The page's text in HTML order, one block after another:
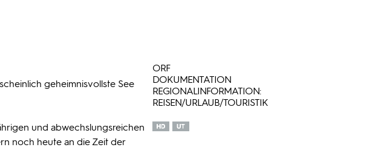
geheimnisvollste See
und abwechslungsreichen
noch heute an die Zeit der
ORF
DOKUMENTATION
REGIONALINFORMATION:
REISEN/URLAUB/TOURISTIK